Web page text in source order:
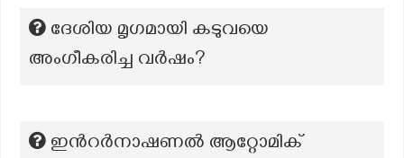
ദേശിയ മൃഗമായി കടുവയെ
അംഗീകരിച്ച വർഷം?
ഇന്‍റർനാഷണൽ ആറ്റോമിക്